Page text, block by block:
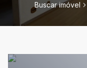
Buscar imóvel